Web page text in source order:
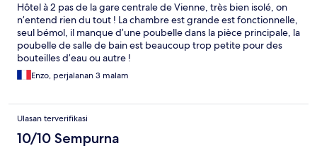
Hôtel à 2 pas de la gare centrale de Vienne, très bien isolé, on
n’entend rien du tout ! La chambre est grande est fonctionnelle,
seul bémol, il manque d’une poubelle dans la pièce principale, la
poubelle de salle de bain est beaucoup trop petite pour des
bouteilles d’eau ou autre !
Enzo, perjalanan 3 malam
Ulasan terverifikasi
10/10 Sempurna